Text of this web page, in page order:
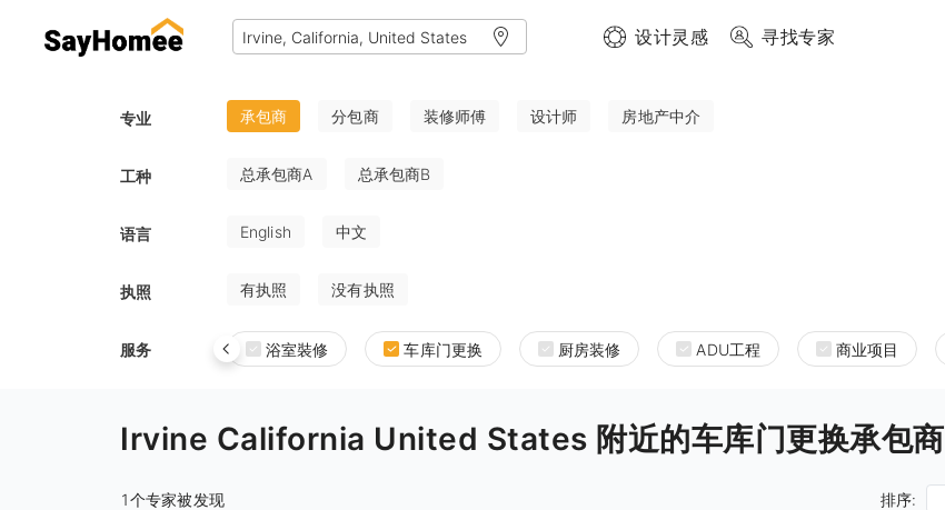
设计灵感 寻找专家
专业 承包商 分包商 装修师傅 设计师 房地产中介
工种 总承包商A 总承包商B
语言 English 中文
执照 有执照 没有执照
服务 浴室裝修 车库门更换 厨房装修 ADU工程 商业项目
Irvine California United States 附近的车库门更换承包商
1个专家被发现 排序: